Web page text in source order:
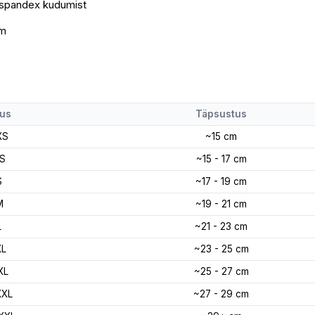
kudumist
Täpsustus
~15 cm
~15 - 17 cm
~17 - 19 cm
~19 - 21 cm
~21 - 23 cm
~23 - 25 cm
~25 - 27 cm
~27 - 29 cm